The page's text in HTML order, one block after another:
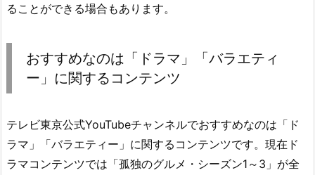
ることができる場合もあります。
おすすめなのは「ドラマ」「バラエティ
ー」に関するコンテンツ
テレビ東京公式YouTubeチャンネルでおすすめなのは「ド
ラマ」「バラエティー」に関するコンテンツです。現在ド
ラマコンテンツでは「孤独のグルメ・シーズン1～3」が全